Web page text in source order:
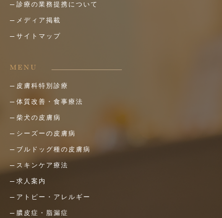
診療の業務提携について
メディア掲載
サイトマップ
MENU
皮膚科特別診療
体質改善・食事療法
柴犬の皮膚病
シーズーの皮膚病
ブルドッグ種の皮膚病
スキンケア療法
求人案内
アトピー・アレルギー
膿皮症・脂漏症